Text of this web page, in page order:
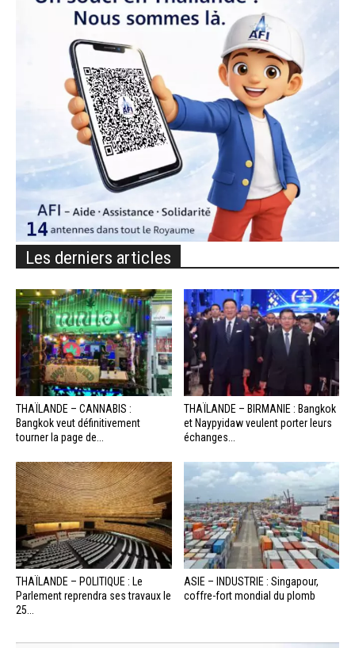
Les derniers articles
THAÏLANDE – CANNABIS :
Bangkok veut définitivement
tourner la page de...
THAÏLANDE – BIRMANIE : Bangkok
et Naypyidaw veulent porter leurs
échanges...
THAÏLANDE – POLITIQUE : Le
Parlement reprendra ses travaux le
25...
ASIE – INDUSTRIE : Singapour,
coffre-fort mondial du plomb